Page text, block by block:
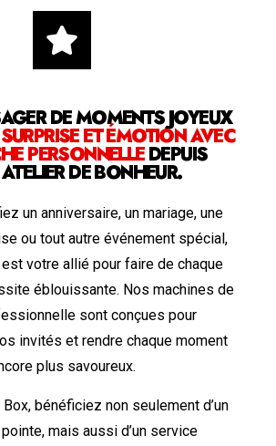
DE MOMENTS JOYEUX
ET ÉMOTION AVEC
PERSONNELLEDEPUIS
DE BONHEUR.
un anniversaire, un mariage, une
ou tout autre événement spécial,
votre allié pour faire de chaque
éblouissante. Nos machines de
sont conçues pour
invités et rendre chaque moment
plus savoureux.
bénéficiez non seulement d’un
mais aussi d’un service